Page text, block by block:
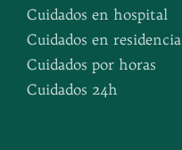
Cuidados en hospital
Cuidados en residencia
Cuidados por horas
Cuidados 24h